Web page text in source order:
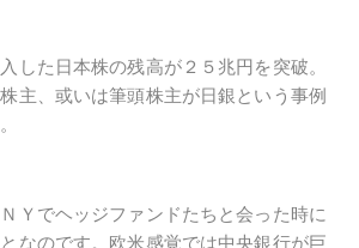
した日本株の残高が２５兆円を突破。
主、或いは筆頭株主が日銀という事例
Ｙでヘッジファンドたちと会った時に
なのです。欧米感覚では中央銀行が巨